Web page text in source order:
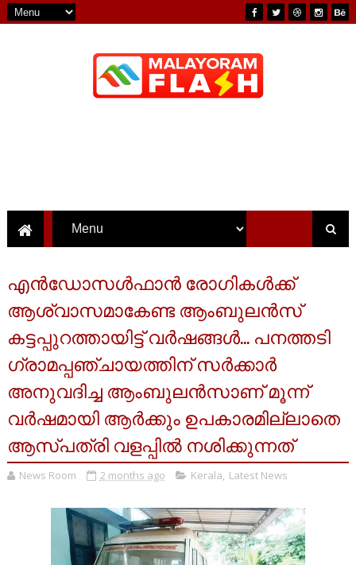
എൻഡോസൾഫാൻ രോഗികൾക്ക്
ആശ്വാസമാകേണ്ട ആംബുലൻസ്
കട്ടപ്പുറത്തായിട്ട് വർഷങ്ങൾ... പനത്തടി
ഗ്രാമപ്പഞ്ചായത്തിന് സർക്കാർ
അനുവദിച്ച ആംബുലൻസാണ് മൂന്ന്
വർഷമായി ആർക്കും ഉപകാരമില്ലാതെ
ആസ്പത്രി വളപ്പിൽ നശിക്കുന്നത്
News Room 2 months ago Kerala, Latest News